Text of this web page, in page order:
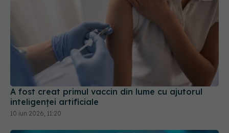
A fost creat primul vaccin din lume cu ajutorul
inteligenței artificiale
10 iun 2026, 11:20